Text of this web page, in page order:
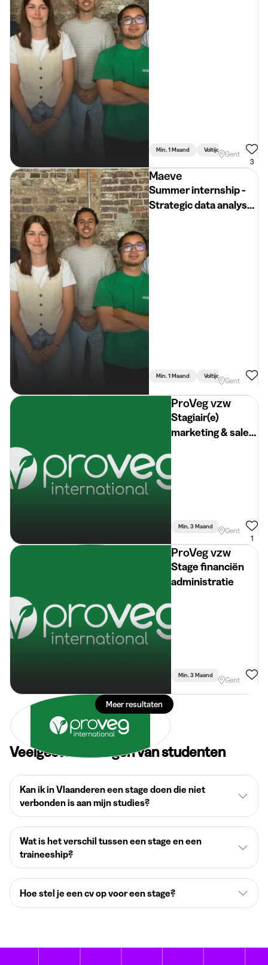
Min. 1 Maand Voltijds Gent
3
Maeve
Summer internship -
Strategic data analyst -
Min. 1 Maand Voltijds
Gent
ProVeg vzw
Stagiair(e)
marketing & sales
Min. 3 Maand Deeltijds
Gent
1
ProVeg vzw
Stage financiën
administratie
Min. 3 Maand
Gent
Meer resultaten
Veelgestelde vragen van studenten
Kan ik in Vlaanderen een stage doen die niet
verbonden is aan mijn studies?
Wat is het verschil tussen een stage en een
traineeship?
Hoe stel je een cv op voor een stage?